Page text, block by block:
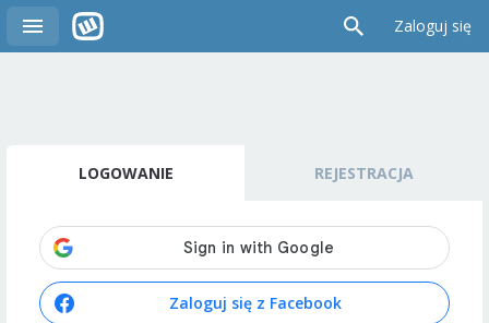
Zaloguj się
LOGOWANIE REJESTRACJA
Zaloguj się z Facebook